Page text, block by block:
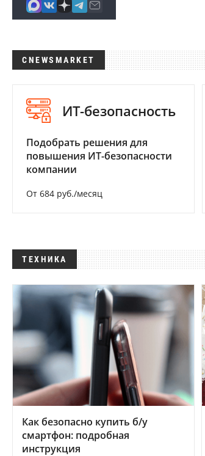
CNEWSMARKET
ИТ-безопасность
Подобрать решения для
повышения ИТ-безопасности
компании
От 684 руб./месяц
ТЕХНИКА
Как безопасно купить б/у
смартфон: подробная
инструкция